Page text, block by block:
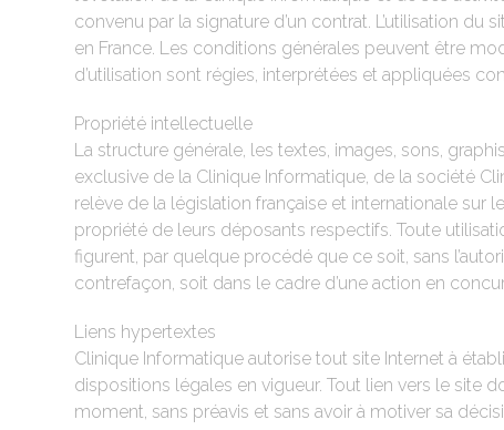
convenu par la signature d’un contrat. L’utilisation
en France. Les conditions générales peuvent être
d’utilisation sont régies, interprétées et appliquées
Propriété intellectuelle
La structure générale, les textes, images, sons,
exclusive de la Clinique Informatique, de la société
relève de la législation française et internationale sur
propriété de leurs déposants respectifs. Toute
figurent, par quelque procédé que ce soit, sans
contrefaçon, soit dans le cadre d’une action en
Liens hypertextes
Clinique Informatique autorise tout site Internet à
dispositions légales en vigueur. Tout lien vers le site
moment, sans préavis et sans avoir à motiver sa